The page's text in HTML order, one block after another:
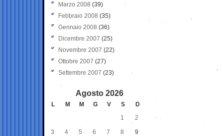
Marzo 2008 (39)
Febbraio 2008 (35)
Gennaio 2008 (36)
Dicembre 2007 (25)
Novembre 2007 (22)
Ottobre 2007 (27)
Settembre 2007 (23)
Agosto 2026
L M M G V S
D
1
2
3 4 5 6 7 8 9